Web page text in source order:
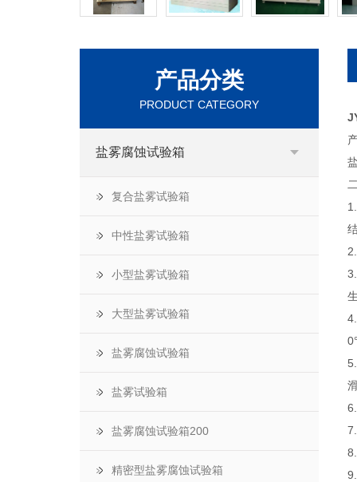
产品分类
PRODUCT CATEGORY
盐雾腐蚀试验箱
复合盐雾试验箱
中性盐雾试验箱
小型盐雾试验箱
大型盐雾试验箱
盐雾腐蚀试验箱
盐雾试验箱
盐雾腐蚀试验箱200
精密型盐雾腐蚀试验箱